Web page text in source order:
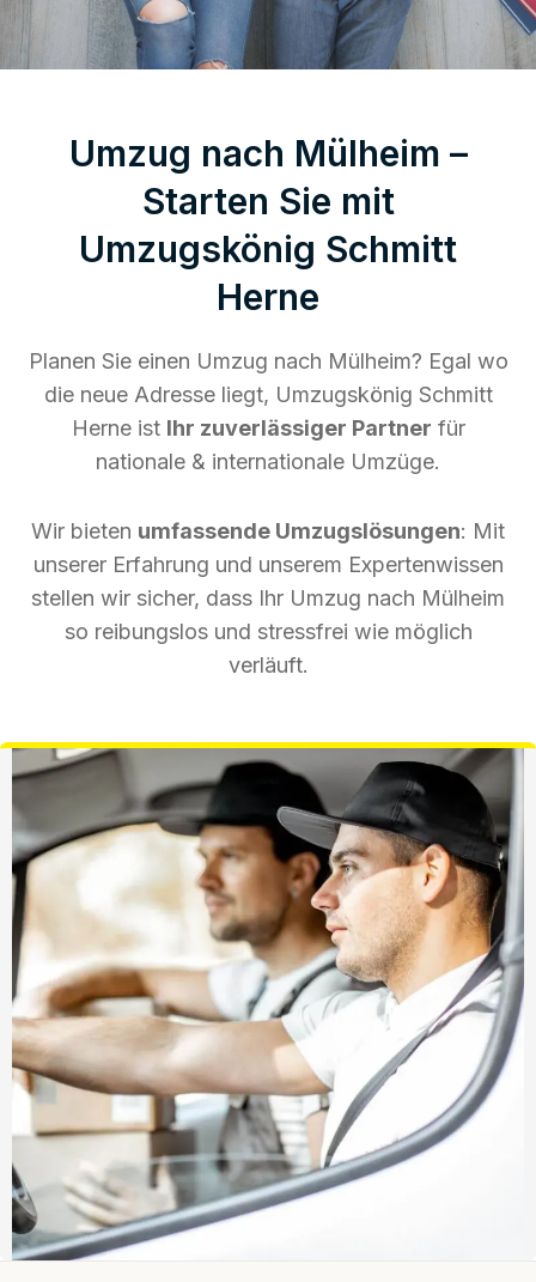
Umzug nach Mülheim –
Starten Sie mit
Umzugskönig Schmitt
Herne
Planen Sie einen Umzug nach Mülheim? Egal wo
die neue Adresse liegt, Umzugskönig Schmitt
Herne ist Ihr zuverlässiger Partner für
nationale & internationale Umzüge.
Wir bieten umfassende Umzugslösungen: Mit
unserer Erfahrung und unserem Expertenwissen
stellen wir sicher, dass Ihr Umzug nach Mülheim
so reibungslos und stressfrei wie möglich
verläuft.